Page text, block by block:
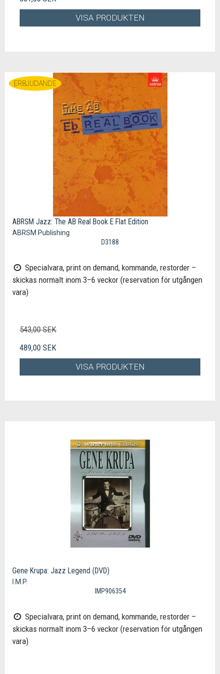
VISA PRODUKTEN
ERBJUDANDE
ABRSM Jazz: The AB Real Book E Flat Edition
ABRSM Publishing
D3188
Specialvara, print on demand, kommande, restorder –
skickas normalt inom 3–6 veckor (reservation för utgången
vara)
543,00 SEK
489,00 SEK
VISA PRODUKTEN
Gene Krupa: Jazz Legend (DVD)
I.M.P.
IMP906354
Specialvara, print on demand, kommande, restorder –
skickas normalt inom 3–6 veckor (reservation för utgången
vara)